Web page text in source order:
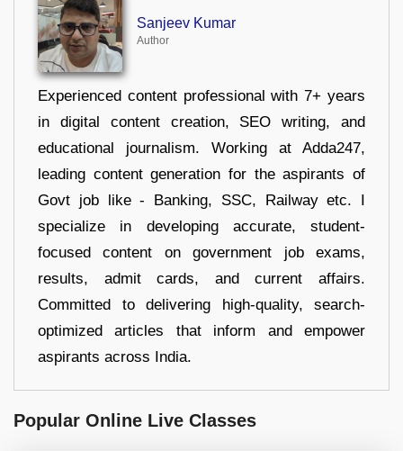
Sanjeev Kumar
Author
Experienced content professional with 7+ years
in digital content creation, SEO writing, and
educational journalism. Working at Adda247,
leading content generation for the aspirants of
Govt job like - Banking, SSC, Railway etc. I
specialize in developing accurate, student-
focused content on government job exams,
results, admit cards, and current affairs.
Committed to delivering high-quality, search-
optimized articles that inform and empower
aspirants across India.
Popular Online Live Classes